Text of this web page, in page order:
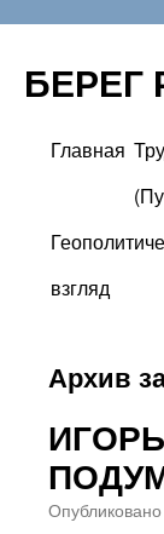
БЕРЕГ
Перейти
содержимому
Главная
взгляд
Архив
Опубликовано